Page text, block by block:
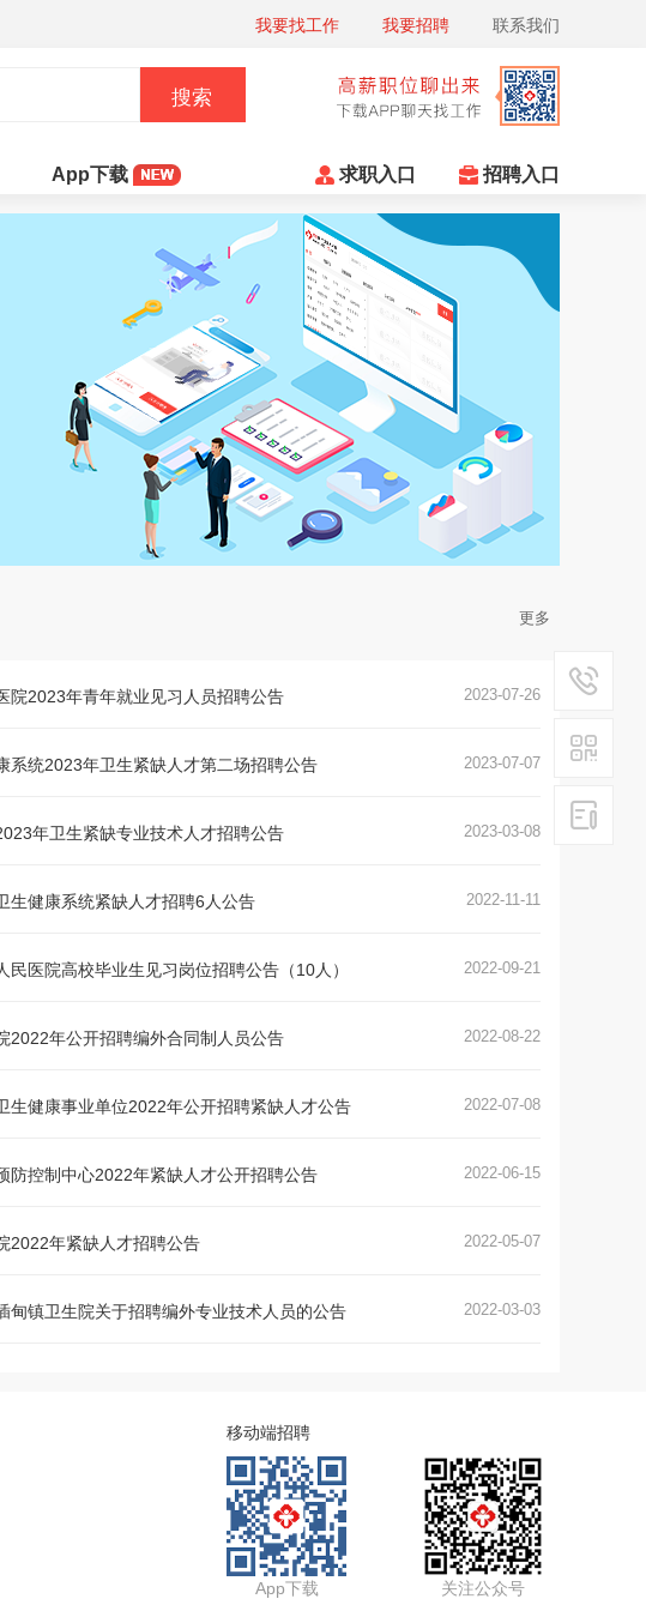
我要找工作 我要招聘 联系我们
搜索
App下载 求职入口 招聘入口
更多
院2023年青年就业见习人员招聘公告 2023-07-26
系统2023年卫生紧缺人才第二场招聘公告 2023-07-07
年卫生紧缺专业技术人才招聘公告 2023-03-08
生健康系统紧缺人才招聘6人公告 2022-11-11
民医院高校毕业生见习岗位招聘公告（10人） 2022-09-21
2022年公开招聘编外合同制人员公告 2022-08-22
生健康事业单位2022年公开招聘紧缺人才公告 2022-07-08
防控制中心2022年紧缺人才公开招聘公告 2022-06-15
2022年紧缺人才招聘公告 2022-05-07
甸镇卫生院关于招聘编外专业技术人员的公告 2022-03-03
移动端招聘
App下载 关注公众号